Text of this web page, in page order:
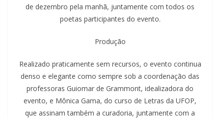
de dezembro pela manhã, juntamente com todos os
poetas participantes do evento.
Produção
Realizado praticamente sem recursos, o evento continua
denso e elegante como sempre sob a coordenação das
professoras Guiomar de Grammont, idealizadora do
evento, e Mônica Gama, do curso de Letras da UFOP,
que assinam também a curadoria, juntamente com a